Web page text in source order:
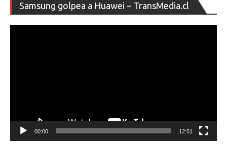
Samsung golpea a Huawei – TransMedia.cl
de
00:00 12:51